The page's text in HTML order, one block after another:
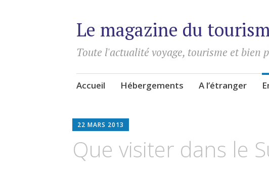
Le magazine du
Toute l'actualité voyage, tourisme et bien
Aller
principal
Accueil Hébergements A l’étranger
22 MARS 2013
Que visiter dans le